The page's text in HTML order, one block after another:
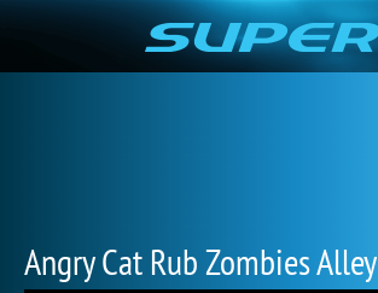
Angry Cat Rub Zombies Alley